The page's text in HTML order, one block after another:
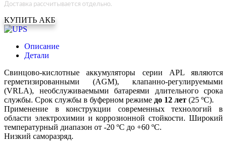
Доставка рассчитывается отдельно.
КУПИТЬ АКБ
Описание
Детали
Свинцово-кислотные аккумуляторы серии APL являются
герметизированными (AGM), клапанно-регулируемыми
(VRLA), необслуживаемыми батареями длительного срока
службы. Срок службы в буферном режиме до 12 лет (25 ºC).
Применение в конструкции современных технологий в
области электрохимии и коррозионной стойкости. Широкий
температурный диапазон от -20 ºC до +60 ºC.
Низкий саморазряд.